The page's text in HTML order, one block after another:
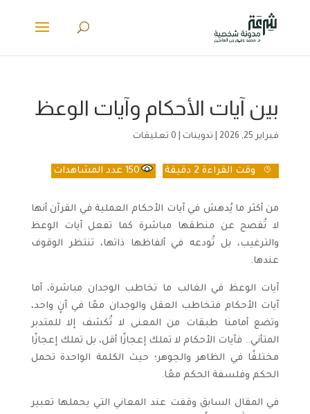
بين آيات الأحكام وآيات الوعظ
فبراير 25, 2026 تدوينات| 0 تعليقات
وقت القراءة2 دقيقة 150عدد المشاهدات
من أكثر ما يُدهش في آيات الأحكام العملية في القرآن أنها
لا تُفصح عن منطقها مباشرة كما تفعل آيات الوعظ
والترغيب، بل تُودعه في ألفاظها ذاتها، تنتظر الوقوف
عندها.
آيات الوعظ في الغالب ما تخاطب الوجدان مباشرة، أما
آيات الأحكام فتخاطب العقل والوجدان معًا في آنٍ واحد،
وتضع أمامنا طبقات من المعنى لا تُكشف إلا للمتدبر
المتأني.. فآيات الأحكام لا تملك إعجازًا أقل، بل تملك إعجازًا
مختلفًا في الظاهر والجوهر؛ حيث الكلمة الواحدة تحمل
الحكم وفلسفة الحكم معًا.
في المقال السابق وقفت عند المعاني التي يحملها تعبير